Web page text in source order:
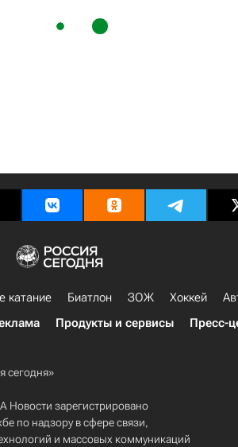
катание Биатлон ЗОЖ Хоккей
Продукты и сервисы Пресс-
сегодня»
Новости зарегистрировано
по надзору в сфере связи,
и массовых коммуникаций